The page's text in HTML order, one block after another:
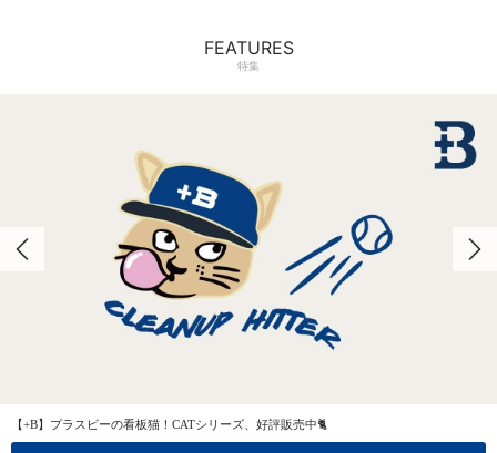
FEATURES
特集
【+B】プラスビーの看板猫！CATシリーズ、好評販売中🐈